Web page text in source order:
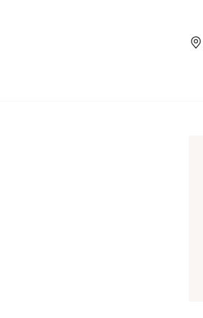
de Crédit Municipal de Paris